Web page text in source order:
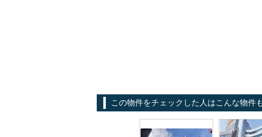
この物件をチェックした人はこんな物件